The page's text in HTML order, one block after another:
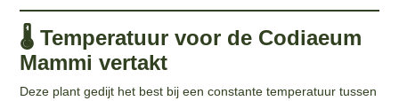
🌡️ Temperatuur voor de Codiaeum
Mammi vertakt
Deze plant gedijt het best bij een constante temperatuur tussen